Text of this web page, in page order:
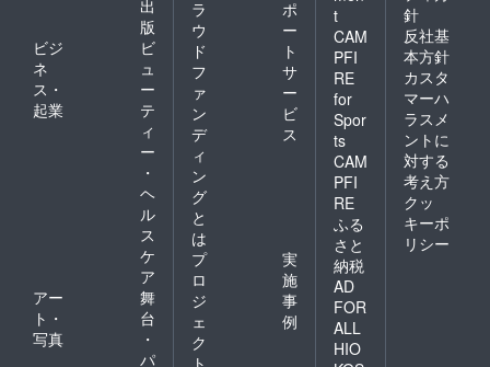
出
版
ビジ
ネ
ス・
起業
ビ
ュ
ー
テ
ィ
ー
・
ヘ
ル
ス
ケ
ア
アー
ト・
写真
舞
台
・
パ
ラ
ウ
ド
フ
ァ
ン
デ
ィ
ン
グ
と
は
ポ
ー
ト
サ
ー
ビ
ス
プ
ロ
ジ
ェ
ク
実
施
事
例
t
CAM
PFI
RE
for
Spor
ts
CAM
PFI
RE
ふる
さと
納税
AD
FOR
ALL
HIO
針
反社基
本方針
カスタ
マーハ
ラスメ
ントに
対する
考え方
クッ
キーポ
リシー